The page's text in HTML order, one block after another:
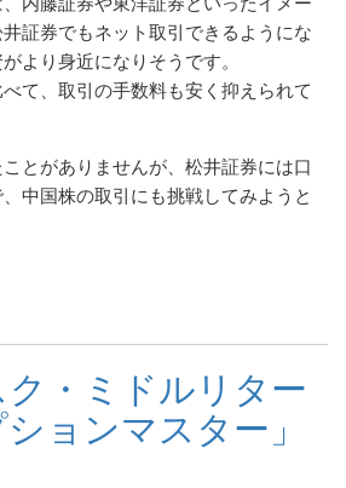
内藤証券や東洋証券といったイメー
証券でもネット取引できるようにな
より身近になりそうです。
て、取引の手数料も安く抑えられて
とがありませんが、松井証券には口
中国株の取引にも挑戦してみようと
ク・ミドルリター
ョンマスター」